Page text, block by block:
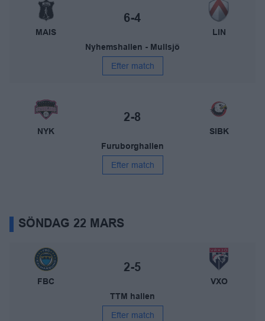
Mullsjö AIS – Linköping IBK
MAIS
Slutresultat:
6-4
LIN
Nyhemshallen - Mullsjö
Efter match
Nykvarns IBF – Storvreta IBK
NYK
Slutresultat:
2-8
SIBK
Furuborghallen
Efter match
SÖNDAG 22 MARS
FBC Kalmarsund – Växjö Vipers
FBC
Slutresultat:
2-5
VXO
TTM hallen
Efter match